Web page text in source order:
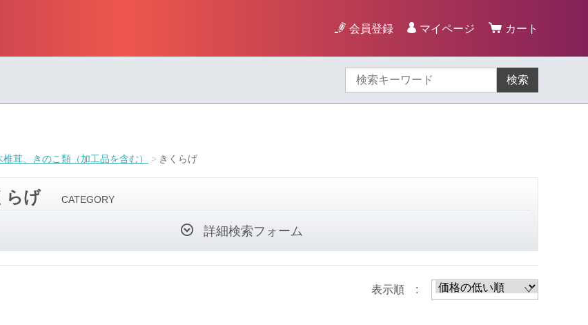
会員登録 マイページ カート
検索
椎茸、きのこ類（加工品を含む） きくらげ
らげ CATEGORY
詳細検索フォーム
表示順 :